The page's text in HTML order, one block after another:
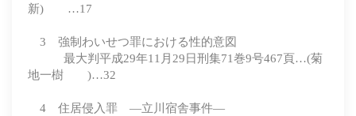
新) …17
3 強制わいせつ罪における性的意図
最大判平成29年11月29日刑集71巻9号467頁…(菊
地一樹 )…32
4 住居侵入罪 ―立川宿舎事件―